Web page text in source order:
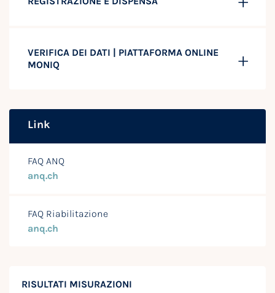
RISULTATI MISURAZIONI
VERIFICA DEI DATI | PIATTAFORMA ONLINE
MONIQ
Link
FAQ ANQ
anq.ch
FAQ Riabilitazione
anq.ch